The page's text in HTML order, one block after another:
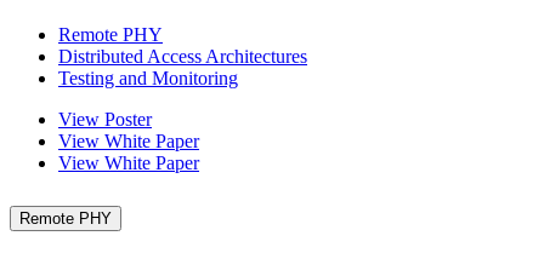
Remote PHY
Distributed Access Architectures
Testing and Monitoring
View Poster
View White Paper
View White Paper
Remote PHY